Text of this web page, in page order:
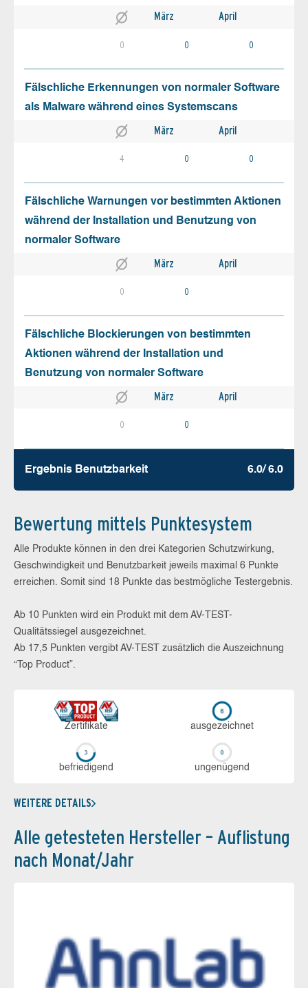
März April
0 0 0
Fälschliche Erkennungen von normaler Software
als Malware während eines Systemscans
März April
4 0 0
Fälschliche Warnungen vor bestimmten Aktionen
während der Installation und Benutzung von
normaler Software
März April
0 0
Fälschliche Blockierungen von bestimmten
Aktionen während der Installation und
Benutzung von normaler Software
März April
0 0
Ergebnis Benutz­barkeit 6.0/ 6.0
Bewertung mittels Punktesystem
Alle Produkte können in den drei Kategorien Schutzwirkung,
Geschwindigkeit und Benutzbarkeit jeweils maximal 6 Punkte
erreichen. Somit sind 18 Punkte das bestmögliche Testergebnis.
Ab 10 Punkten wird ein Produkt mit dem AV-TEST-
Qualitätssiegel ausgezeichnet.
Ab 17,5 Punkten vergibt AV-TEST zusätzlich die Auszeichnung
“Top Product”.
Zerti­fikate aus­ge­zeich­net
be­frie­di­gend un­ge­nü­gend
WEITERE DETAILS
Alle getesteten Hersteller – Auflistung
nach Monat/Jahr